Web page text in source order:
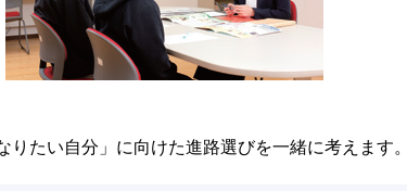
たい自分」に向けた進路選びを一緒に考えます